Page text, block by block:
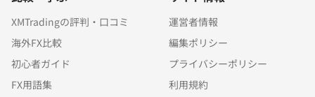
XMTradingの評判・口コミ
海外FX比較
初心者ガイド
FX用語集
運営者情報
編集ポリシー
プライバシーポリシー
利用規約